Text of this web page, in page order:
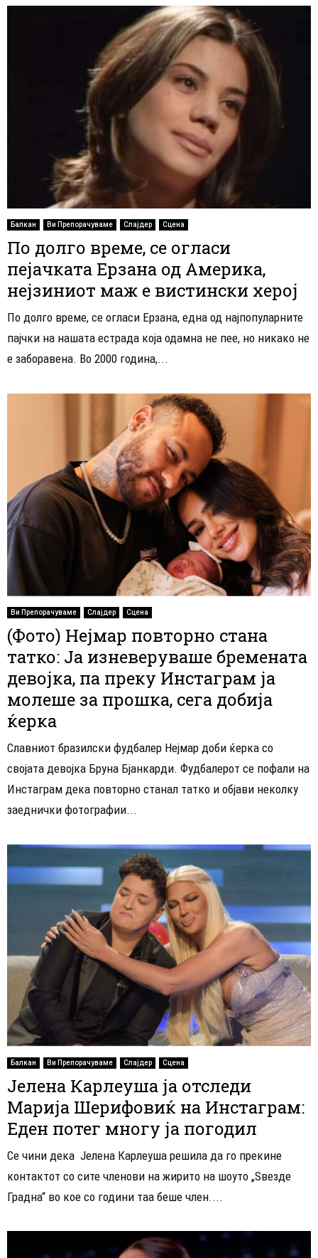
Балкан Ви Препорачуваме Слајдер Сцена
По долго време, се огласи
пејачката Ерзана од Америка,
нејзиниот маж е вистински херој
По долго време, се огласи Ерзана, една од најпопуларните
пајчки на нашата естрада која одамна не пее, но никако не
е заборавена. Во 2000 година,...
Ви Препорачуваме Слајдер Сцена
(Фото) Нејмар повторно стана
татко: Ја изневеруваше бремената
девојка, па преку Инстаграм ја
молеше за прошка, сега добија
ќерка
Славниот бразилски фудбалер Нејмар доби ќерка со
својата девојка Бруна Бјанкарди. Фудбалерот се пофали на
Инстаграм дека повторно станал татко и објави неколку
заеднички фотографии...
Балкан Ви Препорачуваме Слајдер Сцена
Јелена Карлеуша ја отследи
Марија Шерифовиќ на Инстаграм:
Еден потег многу ја погодил
Се чини дека Јелена Карлеуша решила да го прекине
контактот со сите членови на жирито на шоуто „Ѕвезде
Градна“ во кое со години таа беше член....